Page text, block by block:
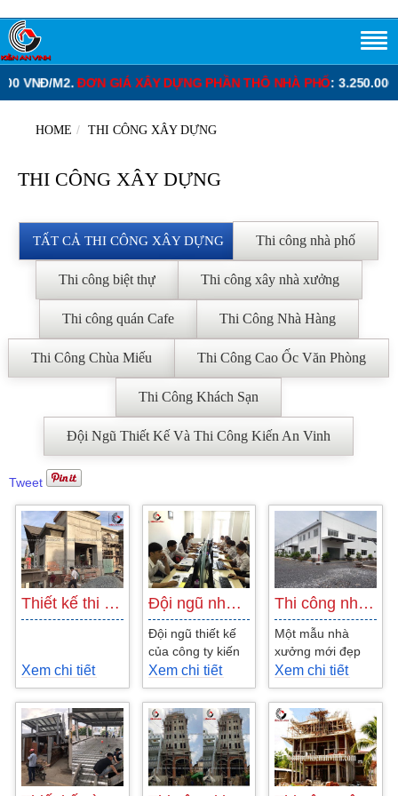
M2.ĐƠN GIÁ XÂY DỰNG PHẦN THÔ NHÀ PHỐ: 3.250.000 –
HOME THI CÔNG XÂY DỰNG
THI CÔNG XÂY DỰNG
TẤT CẢ THI CÔNG XÂY DỰNG Thi công nhà phố
Thi công biệt thự Thi công xây nhà xưởng
Thi công quán Cafe Thi Công Nhà Hàng
Thi Công Chùa Miếu Thi Công Cao Ốc Văn Phòng
Thi Công Khách Sạn
Đội Ngũ Thiết Kế Và Thi Công Kiến An Vinh
Tweet
Thiết kế thi công nhà hàng vườn cau đẹp…
Xem chi tiết
Đội ngũ nhân viên thiết kế của công ty…
Đội ngũ thiết kế
của công ty kiến
an vinh với 6
phòng ban bao
gồm phòng tiếp
tân, phòng...
Xem chi tiết
Thi công nhà xưởng 1000m2 tại Nhơn Trạch…
Một mẫu nhà
xưởng mới đẹp
tại Nhơn Trạch
Đồng Nai do công
ty Kiến An Vinh tư
vấn và...
Xem chi tiết